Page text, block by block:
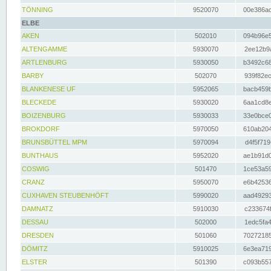
TÖNNING 9520070
ELBE
AKEN
502010
ALTENGAMME
5930070
ARTLENBURG
5930050
BARBY
502070
BLANKENESE UF
5952065
BLECKEDE
5930020
BOIZENBURG
5930033
BROKDORF
5970050
BRUNSBÜTTEL MPM
5970094
BUNTHAUS
5952020
COSWIG
501470
CRANZ
5950070
CUXHAVEN STEUBENHÖFT
5990020
DAMNATZ
5910030
DESSAU
502000
DRESDEN
501060
DÖMITZ
5910025
ELSTER
501390